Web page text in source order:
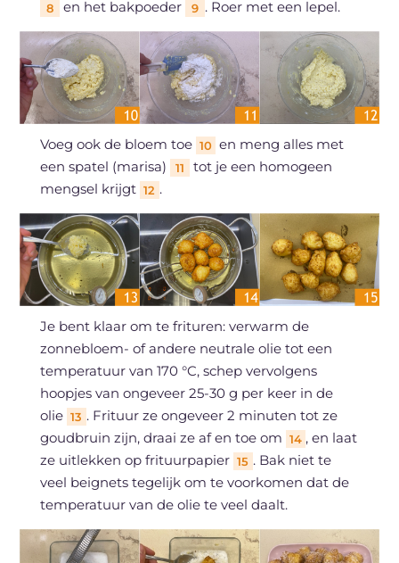
8 en het bakpoeder 9 . Roer met een lepel.
Voeg ook de bloem toe 10 en meng alles met
een spatel (marisa)
11
tot je een homogeen
mengsel krijgt 12 .
Je bent klaar om te frituren: verwarm de
zonnebloem- of andere neutrale olie tot een
temperatuur van 170 °C, schep vervolgens
hoopjes van ongeveer 25-30 g per keer in de
olie 13 . Frituur ze ongeveer 2 minuten tot ze
goudbruin zijn, draai ze af en toe om 14 , en laat
ze uitlekken op frituurpapier 15 . Bak niet te
veel beignets tegelijk om te voorkomen dat de
temperatuur van de olie te veel daalt.